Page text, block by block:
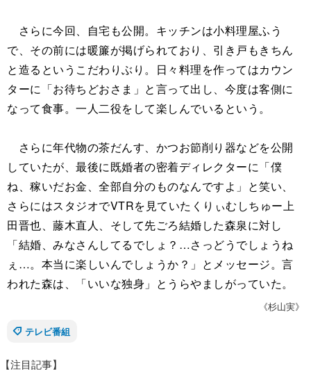
さらに今回、自宅も公開。キッチンは小料理屋ふう
で、その前には暖簾が掲げられており、引き戸もきちん
と造るというこだわりぶり。日々料理を作ってはカウン
ターに「お待ちどおさま」と言って出し、今度は客側に
なって食事。一人二役をして楽しんでいるという。
さらに年代物の茶だんす、かつお節削り器などを公開
していたが、最後に既婚者の密着ディレクターに「僕
ね、稼いだお金、全部自分のものなんですよ」と笑い、
さらにはスタジオでVTRを見ていたくりぃむしちゅー上
田晋也、藤木直人、そして先ごろ結婚した森泉に対し
「結婚、みなさんしてるでしょ？…さっどうでしょうね
ぇ…。本当に楽しいんでしょうか？」とメッセージ。言
われた森は、「いいな独身」とうらやましがっていた。
《杉山実》
テレビ番組
【注目記事】